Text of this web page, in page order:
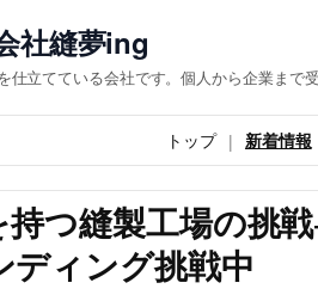
社縫夢ing
仕立てている会社です。個人から企業まで
トップ 新着情報
持つ縫製工場の挑
ディング挑戦中